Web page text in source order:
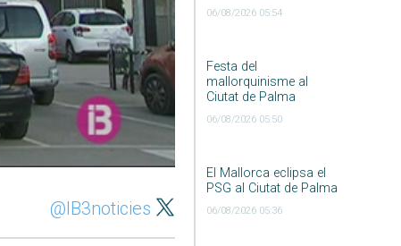
06/08/2026 05:54
Festa del
mallorquinisme al
Ciutat de Palma
06/08/2026 05:50
El Mallorca eclipsa el
PSG al Ciutat de Palma
06/08/2026 05:36
@IB3noticies